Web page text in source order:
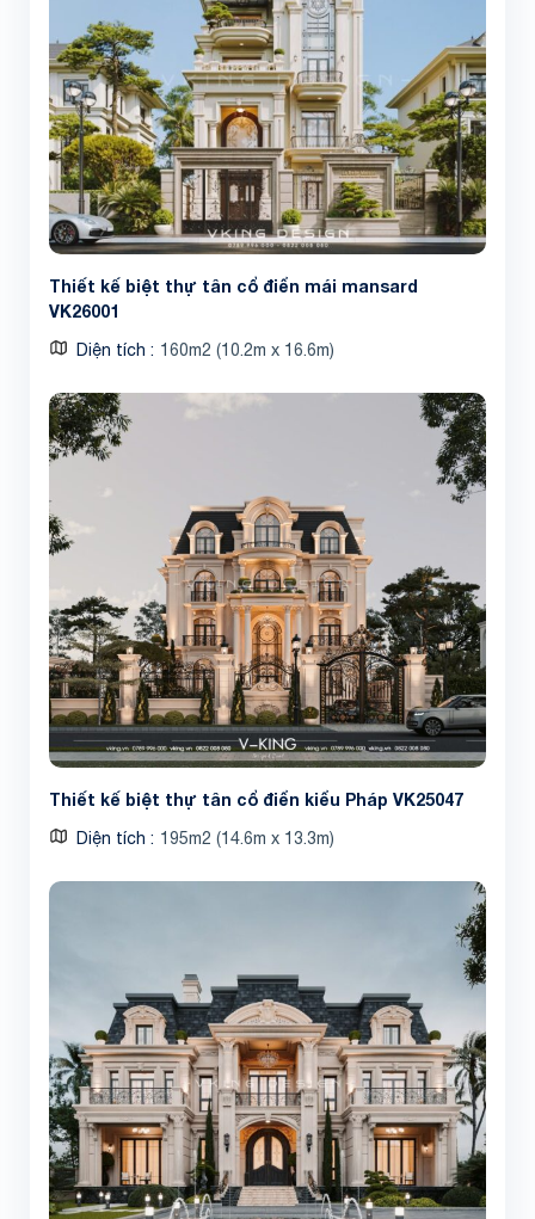
Thiết kế biệt thự tân cổ điển mái mansard
VK26001
Diện tích 160m2 (10.2m x 16.6m)
Thiết kế biệt thự tân cổ điển kiểu Pháp VK25047
Diện tích 195m2 (14.6m x 13.3m)